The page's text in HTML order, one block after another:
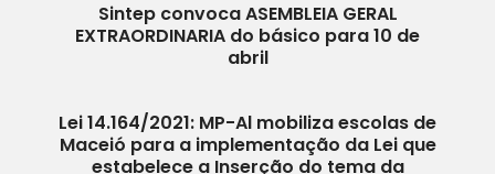
Sintep convoca ASEMBLEIA GERAL
EXTRAORDINARIA do básico para 10 de
abril
Lei 14.164/2021: MP-Al mobiliza escolas de
Maceió para a implementação da Lei que
estabelece a Inserção do tema da